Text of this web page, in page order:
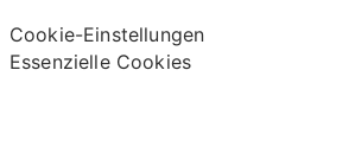
Cookie-Einstellungen
Essenzielle Cookies